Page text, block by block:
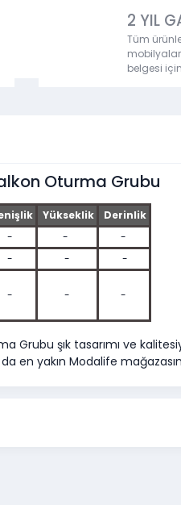
2 YIL
Tüm
belgesi için
Oturma Grubu
Yükseklik
Derinlik
- -
-
- - -
- - -
Grubu şık tasarımı ve
en yakın Modalife